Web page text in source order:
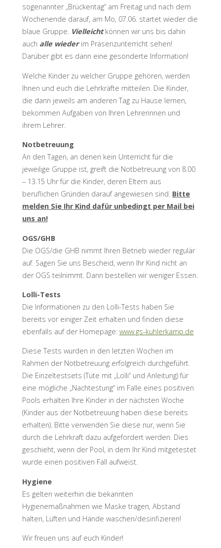
sogenannter „Brückentag“ am Freitag und nach dem
Wochenende darauf, am Mo, 07.06. startet wieder die
blaue Gruppe. Vielleichtkönnen wir uns bis dahin
auch alle wiederim Präsenzunterricht sehen!
Darüber gibt es dann eine gesonderte Information!
Welche Kinder zu welcher Gruppe gehören, werden
Ihnen und euch die Lehrkräfte mitteilen. Die Kinder,
die dann jeweils am anderen Tag zu Hause lernen,
bekommen Aufgaben von Ihren Lehrerinnen und
ihrem Lehrer.
Notbetreuung
An den Tagen, an denen kein Unterricht für die
jeweilige Gruppe ist, greift die Notbetreuung von 8.00
– 13.15 Uhr für die Kinder, deren Eltern aus
beruflichen Gründen darauf angewiesen sind. Bitte
melden Sie Ihr Kind dafür unbedingt per Mail bei
uns an!
OGS/GHB
Die OGS/die GHB nimmt Ihren Betrieb wieder regulär
auf. Sagen Sie uns Bescheid, wenn Ihr Kind nicht an
der OGS teilnimmt. Dann bestellen wir weniger Essen.
Lolli-Tests
Die Informationen zu den Lolli-Tests haben Sie
bereits vor einiger Zeit erhalten und finden diese
ebenfalls auf der Homepage: www.gs-kuhlerkamp.de
Diese Tests wurden in den letzten Wochen im
Rahmen der Notbetreuung erfolgreich durchgeführt.
Die Einzeltestsets (Tüte mit „Lolli“ und Anleitung) für
eine mögliche „Nachtestung“ im Falle eines positiven
Pools erhalten Ihre Kinder in der nächsten Woche
(Kinder aus der Notbetreuung haben diese bereits
erhalten). Bitte verwenden Sie diese nur, wenn Sie
durch die Lehrkraft dazu aufgefordert werden. Dies
geschieht, wenn der Pool, in dem Ihr Kind mitgetestet
wurde einen positiven Fall aufweist.
Hygiene
Es gelten weiterhin die bekannten
Hygienemaßnahmen wie Maske tragen, Abstand
halten, Lüften und Hände waschen/desinfizieren!
Wir freuen uns auf euch Kinder!